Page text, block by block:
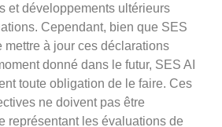
et développements ultérieurs
Cependant, bien que SES
mettre à jour ces déclarations
donné dans le futur, SES AI
toute obligation de le faire. Ces
ne doivent pas être
représentant les évaluations de